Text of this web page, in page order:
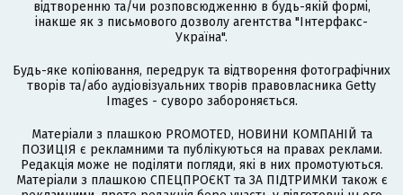
відтворенню та/чи розповсюдженню в будь-якій формі,
інакше як з письмового дозволу агентства "Інтерфакс-
Україна".
Будь-яке копіювання, передрук та відтворення фотографічних
творів та/або аудіовізуальних творів правовласника Getty
Images - суворо забороняється.
Матеріали з плашкою PROMOTED, НОВИНИ КОМПАНІЙ та
ПОЗИЦІЯ є рекламними та публікуються на правах реклами.
Редакція може не поділяти погляди, які в них промотуються.
Матеріали з плашкою СПЕЦПРОЄКТ та ЗА ПІДТРИМКИ також є